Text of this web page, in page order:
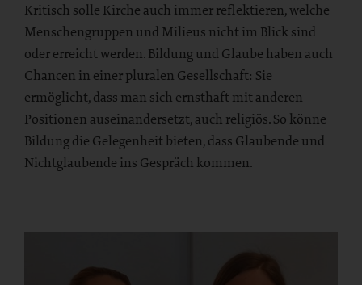
Kritisch solle Kirche auch immer reflektieren, welche
Menschengruppen und Milieus nicht im Blick sind
oder erreicht werden. Bildung und Glaube haben auch
Chancen in einer pluralen Gesellschaft: Sie
ermöglicht, dass man sich ernsthaft mit anderen
Positionen auseinandersetzt, auch religiös. So könne
Bildung die Gelegenheit bieten, dass Glaubende und
Nichtglaubende ins Gespräch kommen.